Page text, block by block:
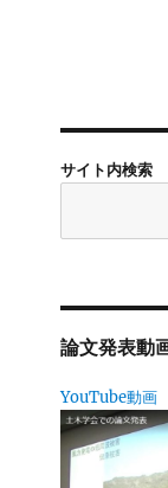
サイト内検索
論文発表動
YouTube動画